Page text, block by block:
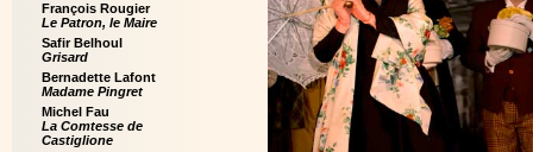
François Rougier
Le Patron, le Maire
Safir Belhoul
Grisard
Bernadette Lafont
Madame Pingret
Michel Fau
La Comtesse de
Castiglione